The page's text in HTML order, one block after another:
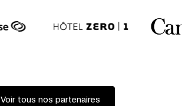
Voir tous nos partenaires